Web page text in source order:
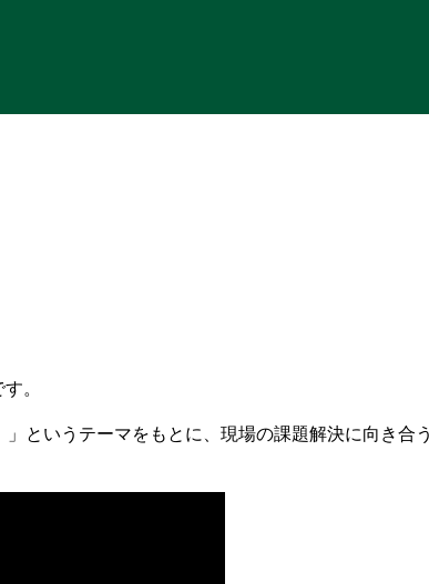
。
」というテーマをもとに、現場の課題解決に向き合